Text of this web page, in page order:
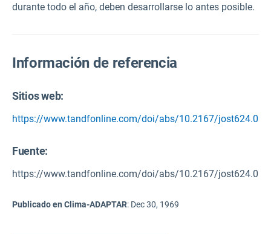
durante todo el año, deben desarrollarse lo antes posible.
Información de referencia
Sitios web:
https://www.tandfonline.com/doi/abs/10.2167/jost624.0
Fuente:
https://www.tandfonline.com/doi/abs/10.2167/jost624.0
Publicado en Clima-ADAPTAR: Dec 30, 1969